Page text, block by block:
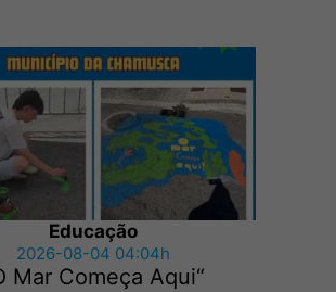
Educação
2026-08-04 04:04h
Mar Começa Aqui“